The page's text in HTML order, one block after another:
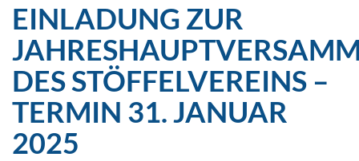
EINLADUNG ZUR
DES STÖFFELVEREINS –
TERMIN 31. JANUAR
2025